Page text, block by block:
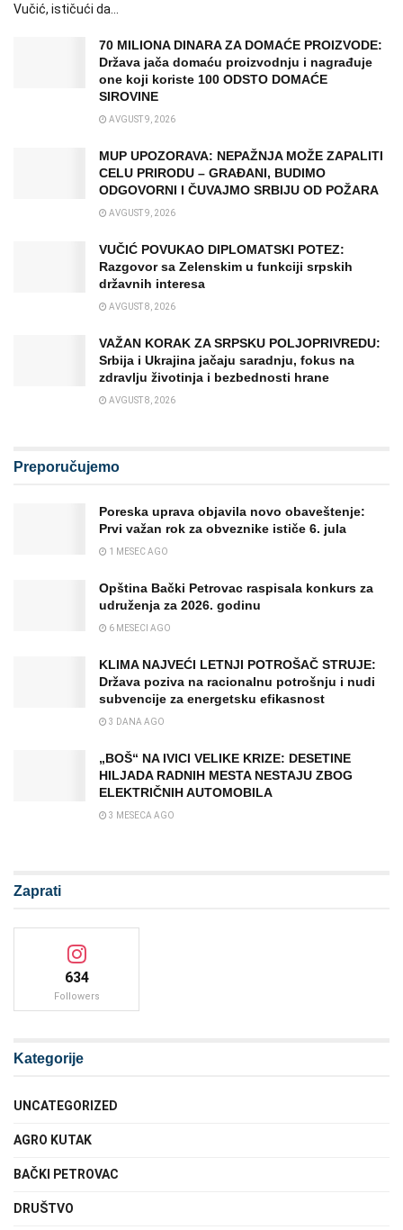
Vučić, ističući da...
70 MILIONA DINARA ZA DOMAĆE PROIZVODE:
Država jača domaću proizvodnju i nagrađuje
one koji koriste 100 ODSTO DOMAĆE
SIROVINE
AVGUST 9, 2026
MUP UPOZORAVA: NEPAŽNJA MOŽE ZAPALITI
CELU PRIRODU – GRAĐANI, BUDIMO
ODGOVORNI I ČUVAJMO SRBIJU OD POŽARA
AVGUST 9, 2026
VUČIĆ POVUKAO DIPLOMATSKI POTEZ:
Razgovor sa Zelenskim u funkciji srpskih
državnih interesa
AVGUST 8, 2026
VAŽAN KORAK ZA SRPSKU POLJOPRIVREDU:
Srbija i Ukrajina jačaju saradnju, fokus na
zdravlju životinja i bezbednosti hrane
AVGUST 8, 2026
Preporučujemo
Poreska uprava objavila novo obaveštenje:
Prvi važan rok za obveznike ističe 6. jula
1 MESEC AGO
Opština Bački Petrovac raspisala konkurs za
udruženja za 2026. godinu
6 MESECI AGO
KLIMA NAJVEĆI LETNJI POTROŠAČ STRUJE:
Država poziva na racionalnu potrošnju i nudi
subvencije za energetsku efikasnost
3 DANA AGO
„BOŠ“ NA IVICI VELIKE KRIZE: DESETINE
HILJADA RADNIH MESTA NESTAJU ZBOG
ELEKTRIČNIH AUTOMOBILA
3 MESECA AGO
Zaprati
634
Followers
Kategorije
UNCATEGORIZED
AGRO KUTAK
BAČKI PETROVAC
DRUŠTVO